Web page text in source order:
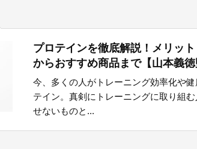
プロテインを徹底解説！メリッ
からおすすめ商品まで【山本義徳
今、多くの人がトレーニング効率化や
テイン。真剣にトレーニングに取り組
せないものと...